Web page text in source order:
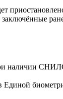
наличии